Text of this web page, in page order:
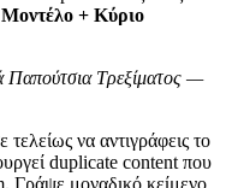
+ Κύριο
Τρεξίματος —
να αντιγράφεις το
duplicate content που